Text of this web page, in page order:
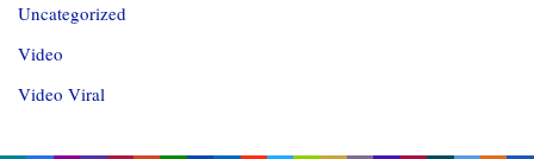
Uncategorized
Video
Video Viral